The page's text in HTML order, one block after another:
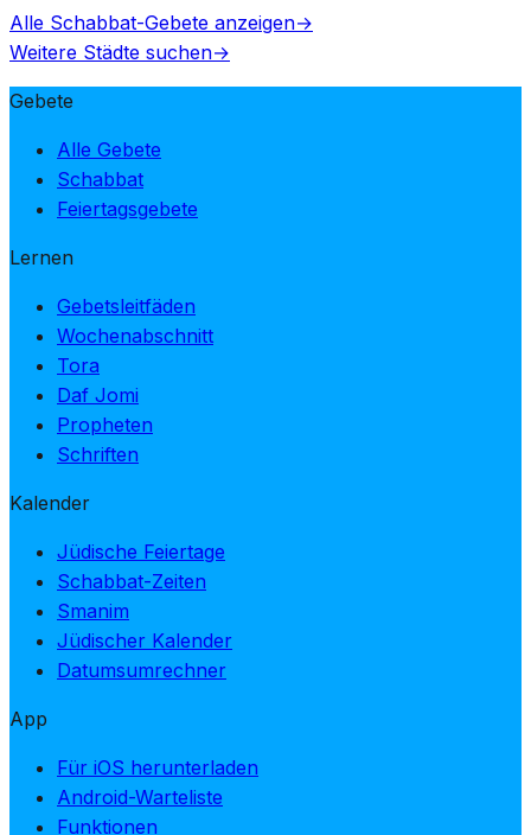
Alle Schabbat-Gebete anzeigen→
Weitere Städte suchen→
Gebete
Alle Gebete
Schabbat
Feiertagsgebete
Lernen
Gebetsleitfäden
Wochenabschnitt
Tora
Daf Jomi
Propheten
Schriften
Kalender
Jüdische Feiertage
Schabbat-Zeiten
Smanim
Jüdischer Kalender
Datumsumrechner
App
Für iOS herunterladen
Android-Warteliste
Funktionen